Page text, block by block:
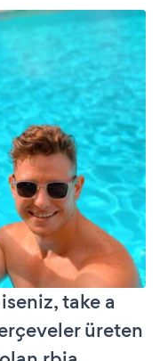
take a
üreten